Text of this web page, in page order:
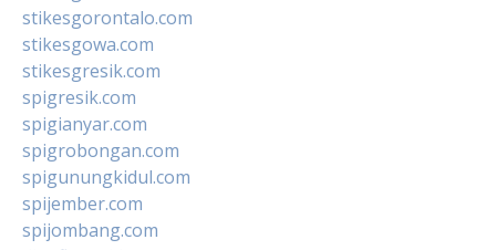
stikesgorontalo.com
stikesgowa.com
stikesgresik.com
spigresik.com
spigianyar.com
spigrobongan.com
spigunungkidul.com
spijember.com
spijombang.com